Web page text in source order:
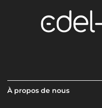
À propos de nous